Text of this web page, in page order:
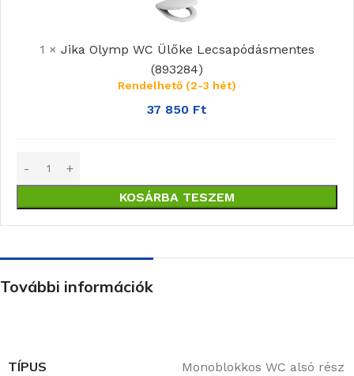
WC
Lecsapódásmentes
(893284)
1 × Jika Olymp WC Ülőke Lecsapódásmentes
(893284)
Rendelhető (2-3 hét)
37 850 Ft
KOSÁRBA TESZEM
További információk
TÍPUS Monoblokkos WC alsó rész